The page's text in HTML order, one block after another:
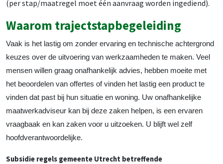
(per stap/maatregel moet één aanvraag worden ingediend).
Waarom trajectstapbegeleiding
Vaak is het lastig om zonder ervaring en technische achtergrond
keuzes over de uitvoering van werkzaamheden te maken. Veel
mensen willen graag onafhankelijk advies, hebben moeite met
het beoordelen van offertes of vinden het lastig een product te
vinden dat past bij hun situatie en woning. Uw onafhankelijke
maatwerkadviseur kan bij deze zaken helpen, is een ervaren
vraagbaak en kan zaken voor u uitzoeken. U blijft wel zelf
hoofdverantwoordelijke.
Subsidie regels gemeente Utrecht betreffende